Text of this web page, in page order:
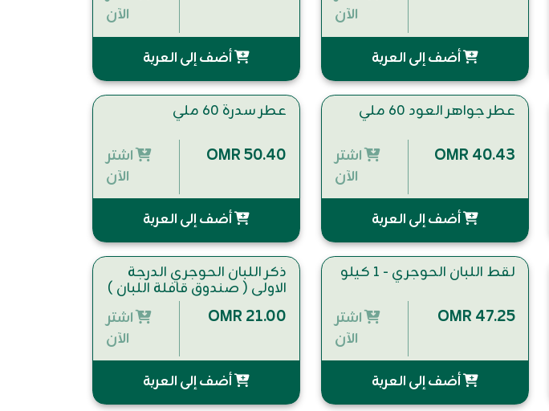
الآن
أضف إلى العربة
الآن
أضف إلى العربة
عطر جواهر العود 60 ملي
OMR 40.43
اشتر
الآن
أضف إلى العربة
عطر سدرة 60 ملي
OMR 50.40
اشتر
الآن
أضف إلى العربة
لقط اللبان الحوجري - 1 كيلو
OMR 47.25
اشتر
الآن
أضف إلى العربة
ذكر اللبان الحوجري الدرجة
الاولى ( صندوق قافلة اللبان )
١/٤ كيلو
OMR 21.00
اشتر
الآن
أضف إلى العربة